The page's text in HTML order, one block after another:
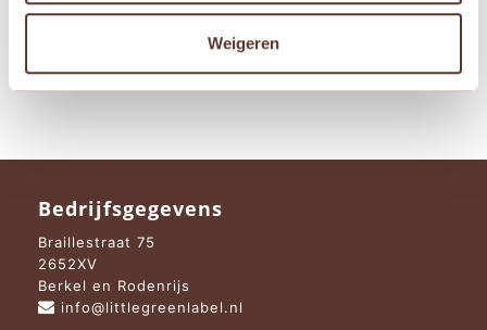
Weigeren
€19,95 €19,95
Bedrijfsgegevens
Braillestraat 75
2652XV
Berkel en Rodenrijs
info@littlegreenlabel.nl